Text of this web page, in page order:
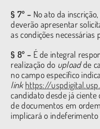
§ 7º – No ato da
deverão apresentar
as condições necessárias
§ 8º – É de integral
realização do uploadde
no campo específico
link https://
candidato desde já
de documentos em
implicará o indeferimento